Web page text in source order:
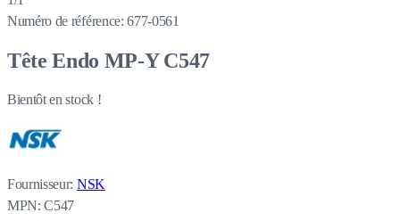
Numéro de référence: 677-0561
Tête Endo MP-Y C547
Bientôt en stock !
Fournisseur: NSK
MPN: C547